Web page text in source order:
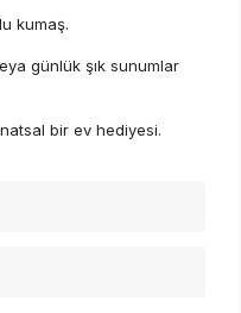
kumaş.
günlük şık sunumlar
bir ev hediyesi.